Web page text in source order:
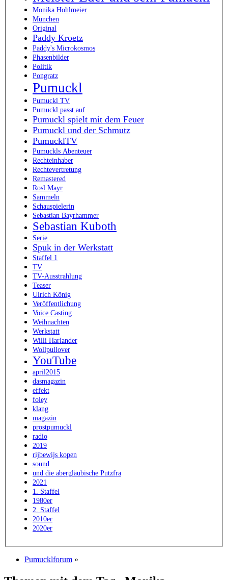
Monika Hohlmeier
München
Original
Paddy Kroetz
Paddy's Microkosmos
Phasenbilder
Politik
Pongratz
Pumuckl
Pumuckl TV
Pumuckl passt auf
Pumuckl spielt mit dem Feuer
Pumuckl und der Schmutz
PumucklTV
Pumuckls Abenteuer
Rechteinhaber
Rechtevertretung
Remastered
Rosl Mayr
Sammeln
Schauspielerin
Sebastian Bayrhammer
Sebastian Kuboth
Serie
Spuk in der Werkstatt
Staffel 1
TV
TV-Ausstrahlung
Teaser
Ulrich König
Veröffentlichung
Voice Casting
Weihnachten
Werkstatt
Willi Harlander
Wollpullover
YouTube
april2015
dasmagazin
effekt
foley
klang
magazin
prostpumuckl
radio
2019
rijbewijs kopen
sound
und die abergläubische Putzfra
2021
1. Staffel
1980er
2. Staffel
2010er
2020er
Pumucklforum »